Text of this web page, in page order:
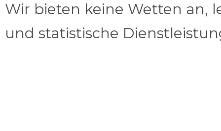
Wir bieten keine Wetten an,
und statistische